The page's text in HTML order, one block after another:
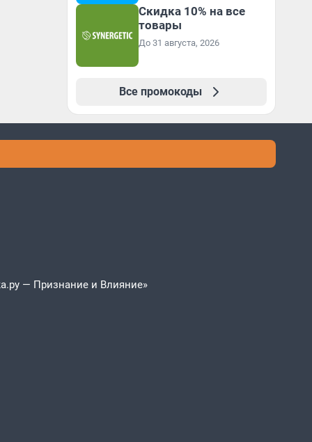
Скидка 10% на все
товары
До 31 августа, 2026
Все промокоды
— Признание и Влияние»